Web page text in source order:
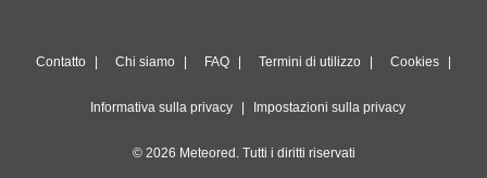
Contatto Chi siamo FAQ Termini di utilizzo Cookies
Informativa sulla privacy Impostazioni sulla privacy
© 2026 Meteored. Tutti i diritti riservati